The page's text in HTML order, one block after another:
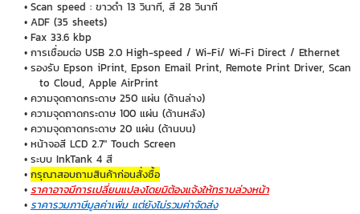
Scan speed : ขาวดำ 13 วินาที, สี 28 วินาที
ADF (35 sheets)
Fax 33.6 kbp
การเชื่อมต่อ USB 2.0 High-speed / Wi-Fi/ Wi-Fi Direct / Ethernet
รองรับ Epson iPrint, Epson Email Print, Remote Print Driver, Scan
to Cloud, Apple AirPrint
ความจุดถาดกระดาษ 250 แผ่น (ด้านล่าง)
ความจุดถาดกระดาษ 100 แผ่น (ด้านหลัง)
ความจุดถาดกระดาษ 20 แผ่น (ด้านบน)
หน้าจอสี LCD 2.7" Touch Screen
ระบบ InkTank 4 สี
กรุณาสอบถามสินค้าก่อนสั่งซื้อ
ราคาอาจมีการเปลี่ยนแปลงโดยมิต้องแจ้งให้ทราบล่วงหน้า
ราคารวมภาษีมูลค่าเพิ่ม แต่ยังไม่รวมค่าจัดส่ง